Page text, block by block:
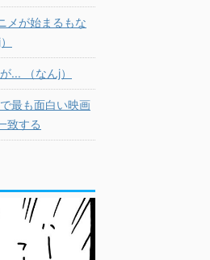
メが始まるもな
... （なんj）
最も面白い映画
致する